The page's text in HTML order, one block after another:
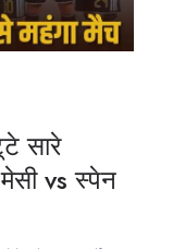
सारे
vs स्पेन